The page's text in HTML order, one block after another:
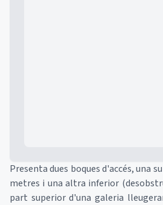
Presenta dues boques d'accés, una
metres i una altra inferior
part superior d'una galeria